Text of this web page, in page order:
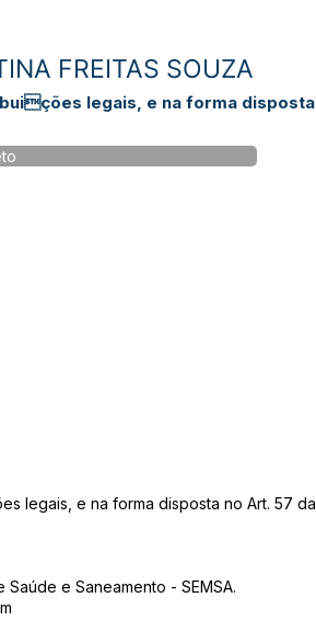
FREITAS SOUZA
legais, e na forma
legais, e na forma disposta no Art. 57
e Saneamento - SEMSA.